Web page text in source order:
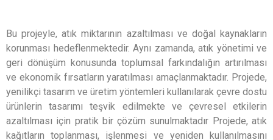
Bu projeyle, atık miktarının azaltılması ve doğal kaynakların
korunması hedeflenmektedir. Aynı zamanda, atık yönetimi ve
geri dönüşüm konusunda toplumsal farkındalığın artırılması
ve ekonomik fırsatların yaratılması amaçlanmaktadır. Projede,
yenilikçi tasarım ve üretim yöntemleri kullanılarak çevre dostu
ürünlerin tasarımı teşvik edilmekte ve çevresel etkilerin
azaltılması için pratik bir çözüm sunulmaktadır Projede, atık
kağıtların toplanması, işlenmesi ve yeniden kullanılmasını